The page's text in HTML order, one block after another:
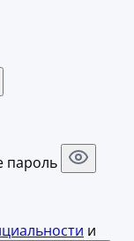
пароль
и